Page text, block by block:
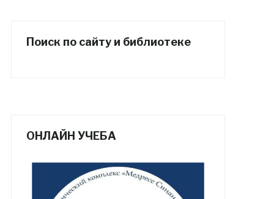
Поиск по сайту и библиотеке
ОНЛАЙН УЧЕБА